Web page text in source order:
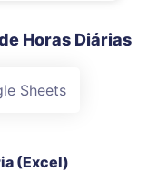
Horas Diárias
Sheets
(Excel)